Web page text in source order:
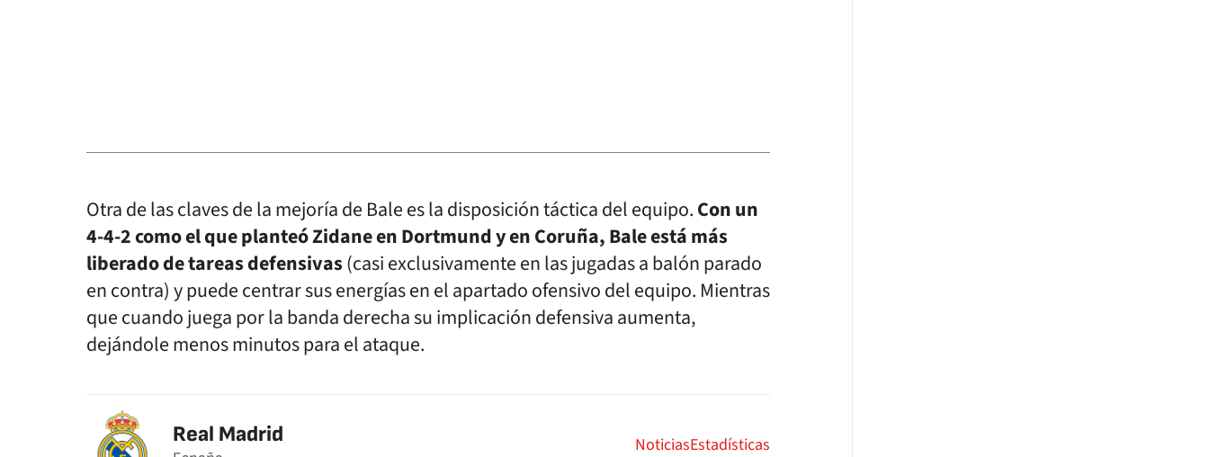
Otra de las claves de la mejoría de Bale es la disposición táctica del equipo.Con un
4-4-2 como el que planteó Zidane en Dortmund y en Coruña, Bale está más
liberado de tareas defensivas(casi exclusivamente en las jugadas a balón parado
en contra) y puede centrar sus energías en el apartado ofensivo del equipo. Mientras
que cuando juega por la banda derecha su implicación defensiva aumenta,
dejándole menos minutos para el ataque.
Real Madrid NoticiasEstadísticas